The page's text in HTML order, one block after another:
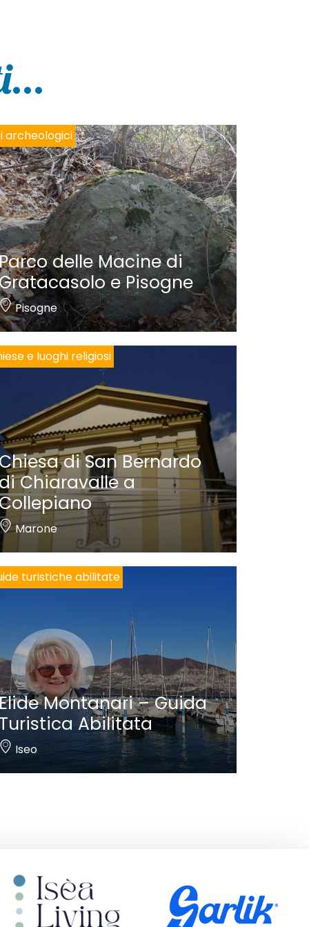
archeologici
delle Macine di
e Pisogne
Pisogne
e luoghi religiosi
di San Bernardo
Chiaravalle a
Marone
turistiche abilitate
Montanari – Guida
Turistica Abilitata
Iseo